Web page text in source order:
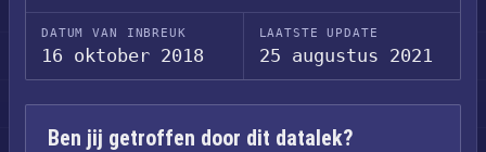
DATUM VAN INBREUK
16 oktober 2018
LAATSTE UPDATE
25 augustus 2021
Ben jij getroffen door dit datalek?